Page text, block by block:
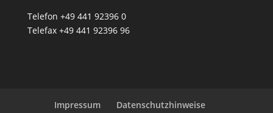
Telefon +49 441 92396 0
Telefax +49 441 92396 96
Impressum
Datenschutzhinweise